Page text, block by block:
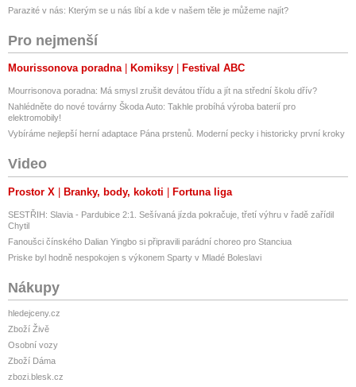
Parazité v nás: Kterým se u nás líbí a kde v našem těle je můžeme najít?
Pro nejmenší
Mourissonova poradna Komiksy Festival ABC
Mourrisonova poradna: Má smysl zrušit devátou třídu a jít na střední školu dřív?
Nahlédněte do nové továrny Škoda Auto: Takhle probíhá výroba baterií pro
elektromobily!
Vybíráme nejlepší herní adaptace Pána prstenů. Moderní pecky i historicky první kroky
Video
Prostor X Branky, body, kokoti Fortuna liga
SESTŘIH: Slavia - Pardubice 2:1. Sešívaná jízda pokračuje, třetí výhru v řadě zařídil
Chytil
Fanoušci čínského Dalian Yingbo si připravili parádní choreo pro Stanciua
Priske byl hodně nespokojen s výkonem Sparty v Mladé Boleslavi
Nákupy
hledejceny.cz
Zboží Živě
Osobní vozy
Zboží Dáma
zbozi.blesk.cz